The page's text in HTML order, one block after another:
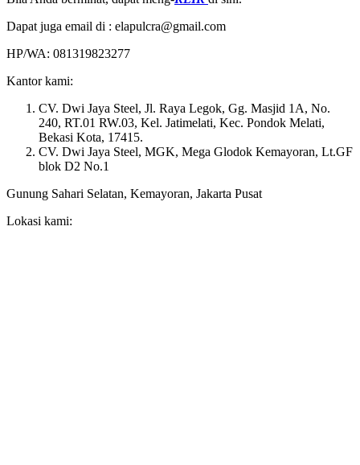
Dapat juga email di : elapulcra@gmail.com
HP/WA: 081319823277
Kantor kami:
CV. Dwi Jaya Steel, Jl. Raya Legok, Gg. Masjid 1A, No.
240, RT.01 RW.03, Kel. Jatimelati, Kec. Pondok Melati,
Bekasi Kota, 17415.
CV. Dwi Jaya Steel, MGK, Mega Glodok Kemayoran, Lt.GF
blok D2 No.1
Gunung Sahari Selatan, Kemayoran, Jakarta Pusat
Lokasi kami: